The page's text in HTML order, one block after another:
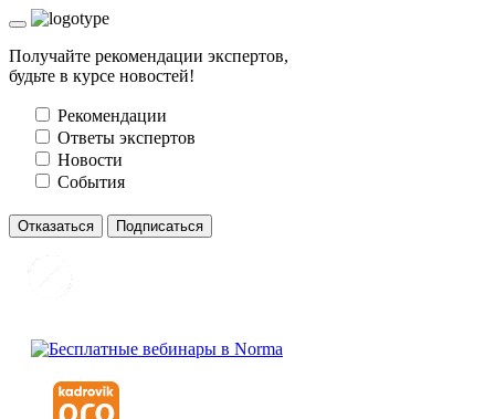
Получайте рекомендации экспертов,
будьте в курсе новостей!
Рекомендации
Ответы экспертов
Новости
События
Отказаться Подписаться